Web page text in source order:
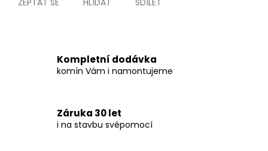
ZEPTAT SE HLÍDAT SDÍLET
Kompletní dodávka
komín Vám i namontujeme
Záruka 30 let
i na stavbu svépomocí